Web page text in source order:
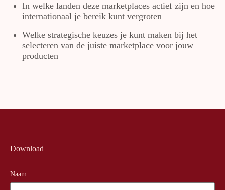
In welke landen deze marketplaces actief zijn en hoe
internationaal je bereik kunt vergroten
Welke strategische keuzes je kunt maken bij het
selecteren van de juiste marketplace voor jouw
producten
Download
Naam